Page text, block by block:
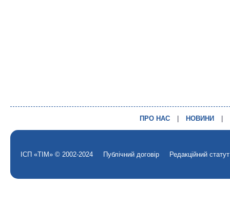
ПРО НАС НОВИНИ
ІСП «ТІМ» © 2002-2024 Публічний договір Редакційний статут